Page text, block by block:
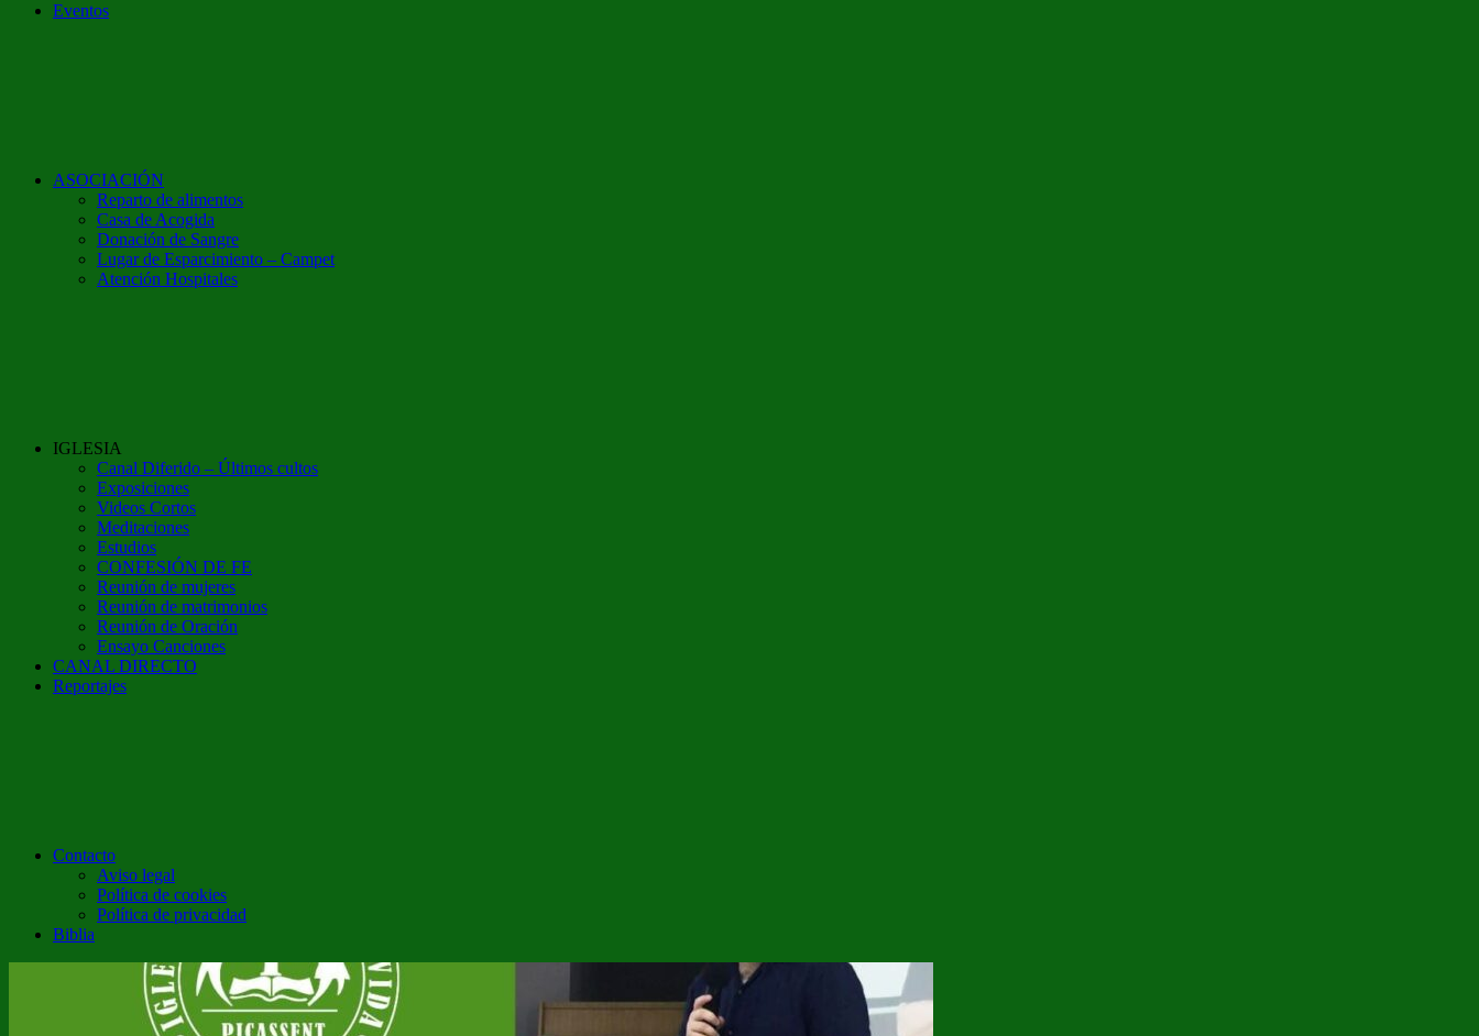
Eventos
ASOCIACIÓN
Reparto de alimentos
Casa de Acogida
Donación de Sangre
Lugar de Esparcimiento – Campet
Atención Hospitales
IGLESIA
Canal Diferido – Últimos cultos
Exposiciones
Videos Cortos
Meditaciones
Estudios
CONFESIÓN DE FE
Reunión de mujeres
Reunión de matrimonios
Reunión de Oración
Ensayo Canciones
CANAL DIRECTO
Reportajes
Contacto
Aviso legal
Política de cookies
Política de privacidad
Biblia